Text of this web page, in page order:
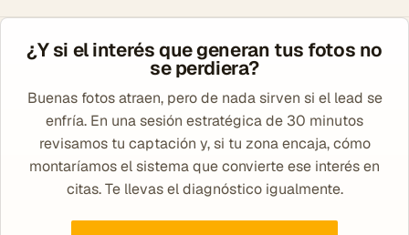
¿Y si el interés que generan tus fotos no
se perdiera?
Buenas fotos atraen, pero de nada sirven si el lead se
enfría. En una sesión estratégica de 30 minutos
revisamos tu captación y, si tu zona encaja, cómo
montaríamos el sistema que convierte ese interés en
citas. Te llevas el diagnóstico igualmente.